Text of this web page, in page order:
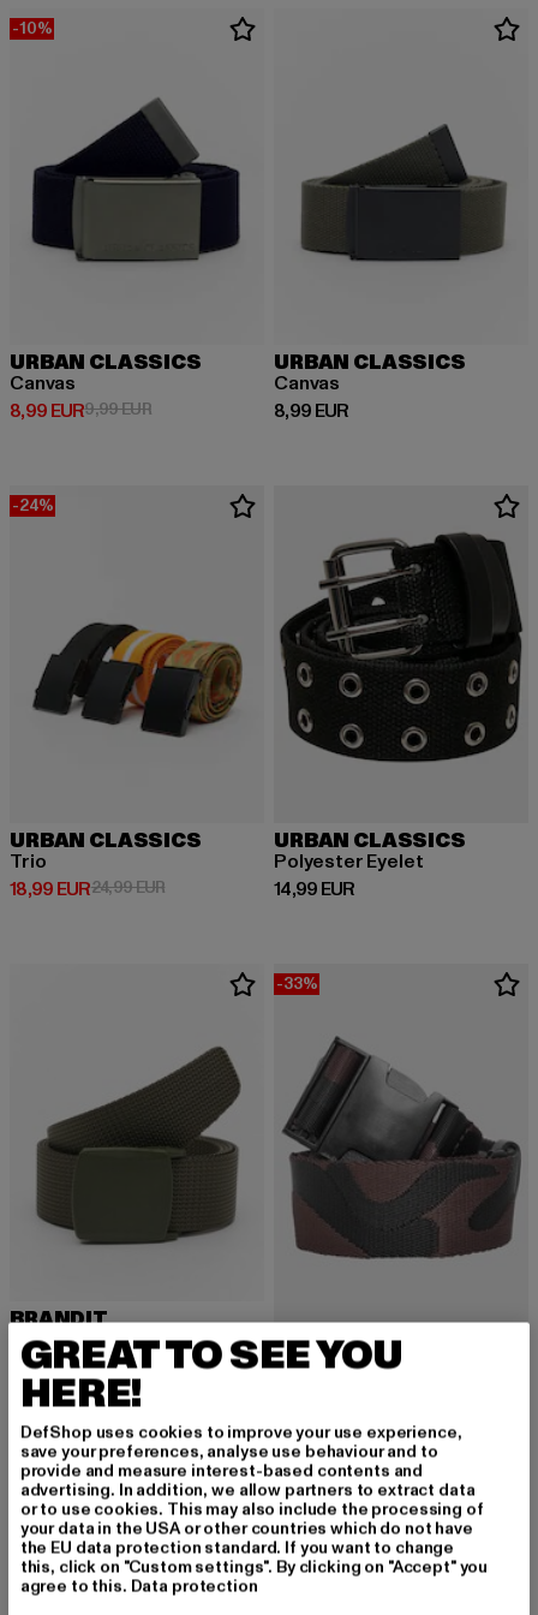
-10%
URBAN CLASSICS
Canvas
8,99 EUR
Derzeitiger Preis: 8,99 EUR
9,99 EURAktionspreis: 9,99 EUR
URBAN CLASSICS
Canvas
8,99 EUR
Derzeitiger Preis: 8,99 EUR
-24%
URBAN CLASSICS
Trio
18,99 EUR
Derzeitiger Preis: 18,99 EUR
24,99 EURAktionspreis: 24,99 EUR
URBAN CLASSICS
Polyester Eyelet
14,99 EUR
Derzeitiger Preis: 14,99 EUR
BRANDIT
Fast Closure
14,99 EUR
Derzeitiger Preis: 14,99 EUR
-33%
URBAN CLASSICS
Jaquard Camo Belt
-33% -39%
GREAT TO SEE YOU
HERE!
DefShop uses cookies to improve your use experience,
save your preferences, analyse use behaviour and to
provide and measure interest-based contents and
advertising. In addition, we allow partners to extract data
or to use cookies. This may also include the processing of
your data in the USA or other countries which do not have
the EU data protection standard. If you want to change
this, click on "Custom settings". By clicking on "Accept" you
agree to this. Data protection